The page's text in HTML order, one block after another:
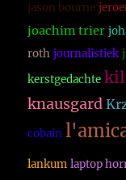
jason bourne
joachim trier
roth journalistiek
kerstgedachte
knausgard
cobain
lankum laptop